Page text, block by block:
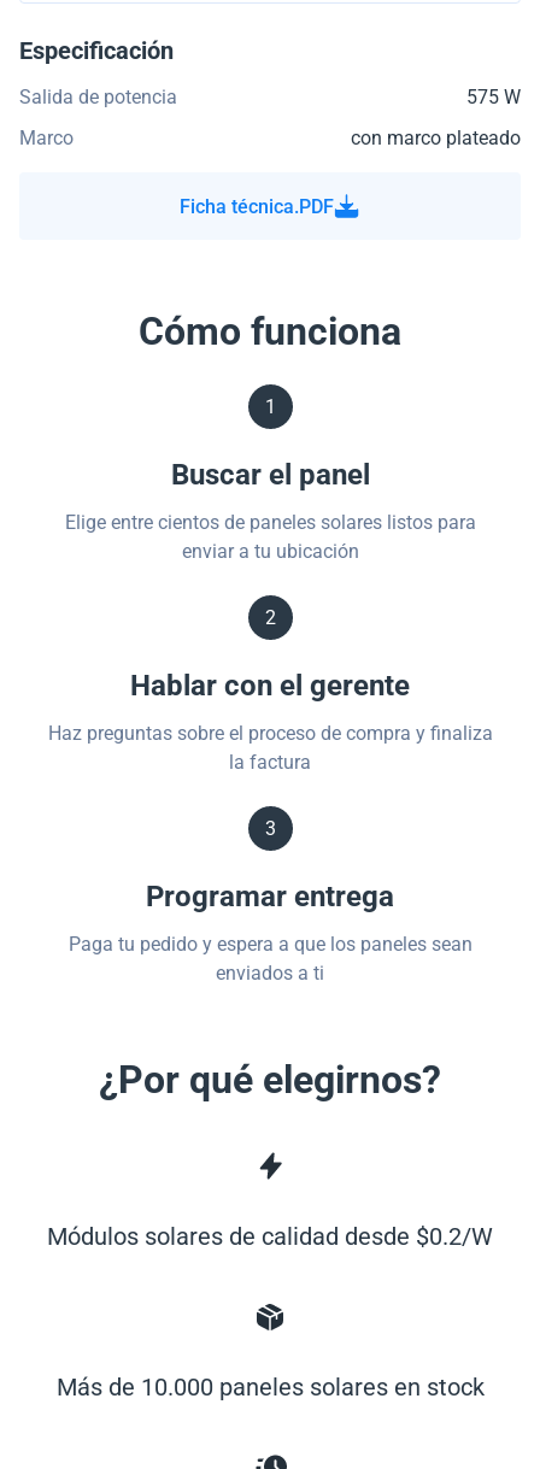
Especificación
Salida de potencia
575 W
Marco
con marco plateado
Ficha técnica.PDF
Cómo funciona
1
Buscar el panel
Elige entre cientos de paneles solares listos para
enviar a tu ubicación
2
Hablar con el gerente
Haz preguntas sobre el proceso de compra y finaliza
la factura
3
Programar entrega
Paga tu pedido y espera a que los paneles sean
enviados a ti
¿Por qué elegirnos?
Módulos solares de calidad desde $0.2/W
Más de 10.000 paneles solares en stock